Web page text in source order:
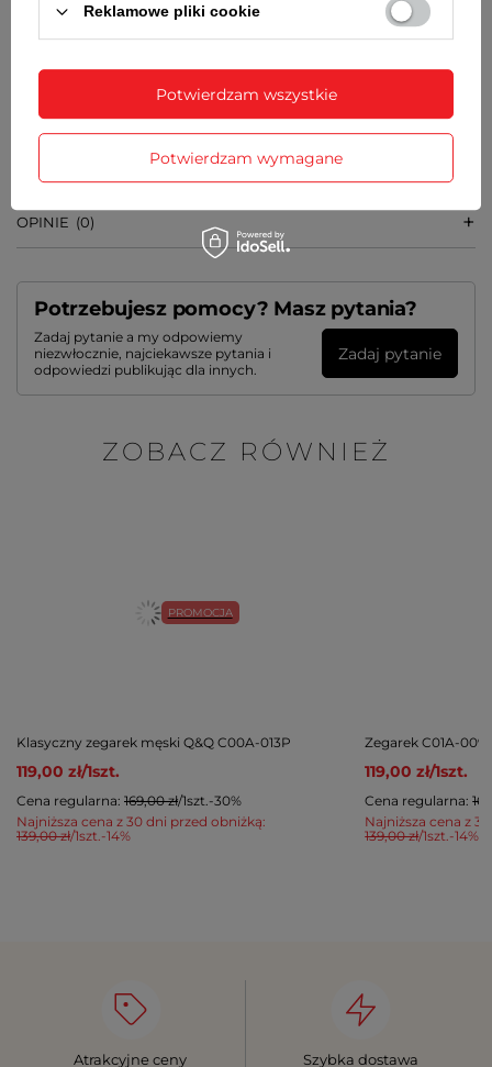
WAGA
SZCZEGÓŁOWE DANE
OPINIE (0)
Potrzebujesz pomocy? Masz pytania?
Zadaj pytanie a my odpowiemy
niezwłocznie, najciekawsze pytania i
odpowiedzi publikując dla innych.
Zadaj pytanie
ZOBACZ RÓWNIEŻ
PROMOCJA
Klasyczny zegarek męski Q&Q C00A-013P
119,00 zł/1szt.
Najniższa cena z 30 dni przed obniżką:
139,00 zł/1szt.-14%
Cena regularna: 169,00 zł/1szt.-30%
Zegarek C01A-
119,00 zł/1szt.
Najniższa cena z
139,00 zł/1szt.-14%
Cena regularna:
Atrakcyjne ceny
Szybka dostawa
Reklamowe pliki cookie
Potwierdzam wymagane
Potwierdzam wszystkie